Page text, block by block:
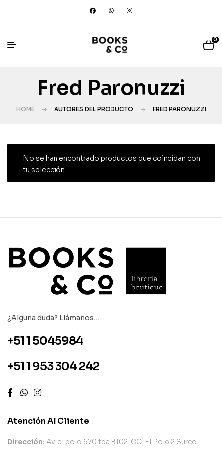
0
Fred Paronuzzi
HOME AUTORES DEL PRODUCTO FRED PARONUZZI
No se han encontrado productos que coincidan con
tu selección.
¿Alguna duda? Llámanos…
+51 1 5045984
+51 1 953 304 242
Atención Al Cliente
Dirección: Av. el polo 670 tda B102. CC. El Polo 2 Surco.